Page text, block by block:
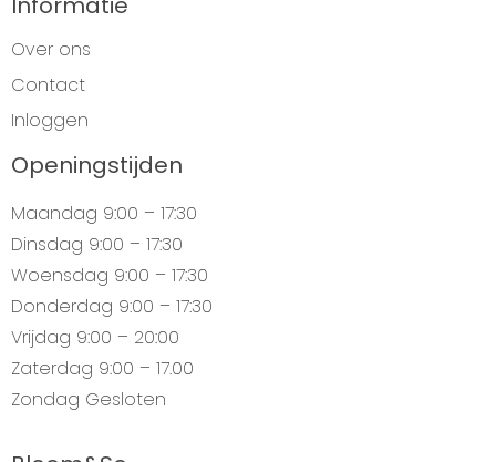
Over ons
Contact
Inloggen
Openingstijden
Maandag 9:00 – 17:30
Dinsdag 9:00 – 17:30
Woensdag 9:00 – 17:30
Donderdag 9:00 – 17:30
Vrijdag 9:00 – 20:00
Zaterdag 9:00 – 17.00
Zondag Gesloten